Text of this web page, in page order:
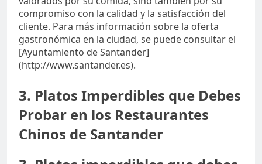
compromiso con la calidad y la satisfacción del
cliente. Para más información sobre la oferta
gastronómica en la ciudad, se puede consultar el
[Ayuntamiento de Santander]
(http://www.santander.es).
3. Platos Imperdibles que Debes
Probar en los Restaurantes
Chinos de Santander